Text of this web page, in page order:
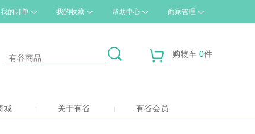
我的订单 我的收藏 帮助中心 商家管理
购物车 0件
城 关于有谷 有谷会员